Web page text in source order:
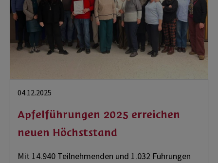
04.12.2025
Apfelführungen 2025 erreichen
neuen Höchststand
Mit 14.940 Teilnehmenden und 1.032 Führungen